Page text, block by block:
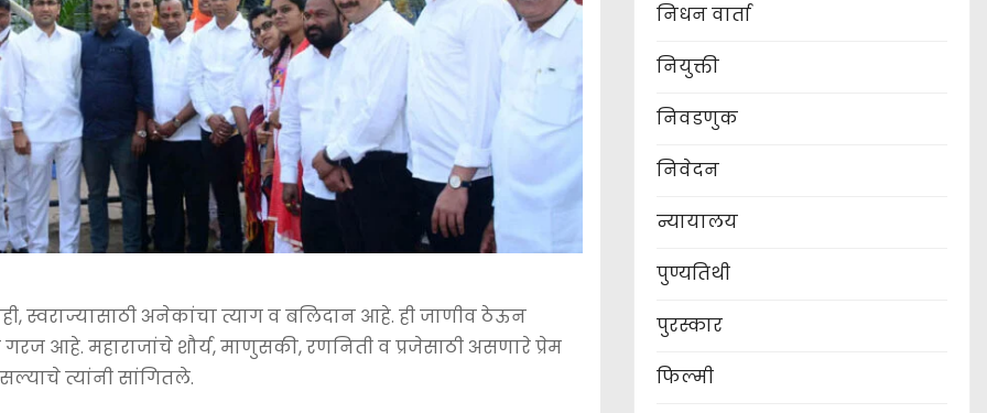
स्वराज्यासाठी अनेकांचा त्याग व बलिदान आहे. ही जाणीव ठेऊन
आहे. महाराजांचे शौर्य, माणुसकी, रणनिती व प्रजेसाठी असणारे प्रेम
त्यांनी सांगितले.
निधन वार्ता
नियुक्ती
निवडणुक
निवेदन
न्यायालय
पुण्यतिथी
पुरस्कार
फिल्मी